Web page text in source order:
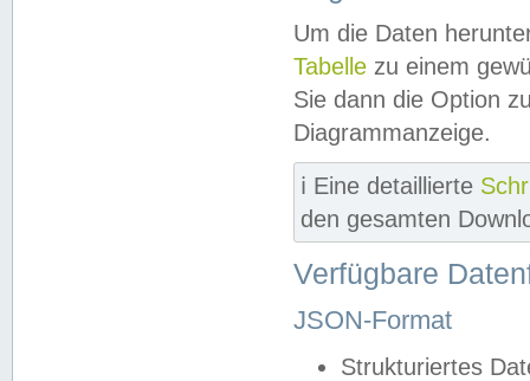
Um die Daten
Tabelle zu einem
Sie dann die Option
Diagrammanzeige.
ℹ️ Eine detaillierte
den gesamten
Verfügbare
JSON-Format
Strukturiertes